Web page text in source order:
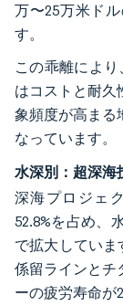
万〜25万米ド
す。
この乖離によ
はコストと耐久
象頻度が高まる
なっています。
水深別：超深海
深海プロジェ
52.8%を占め、
で拡大していま
係留ラインとチ
ーの疲労寿命が